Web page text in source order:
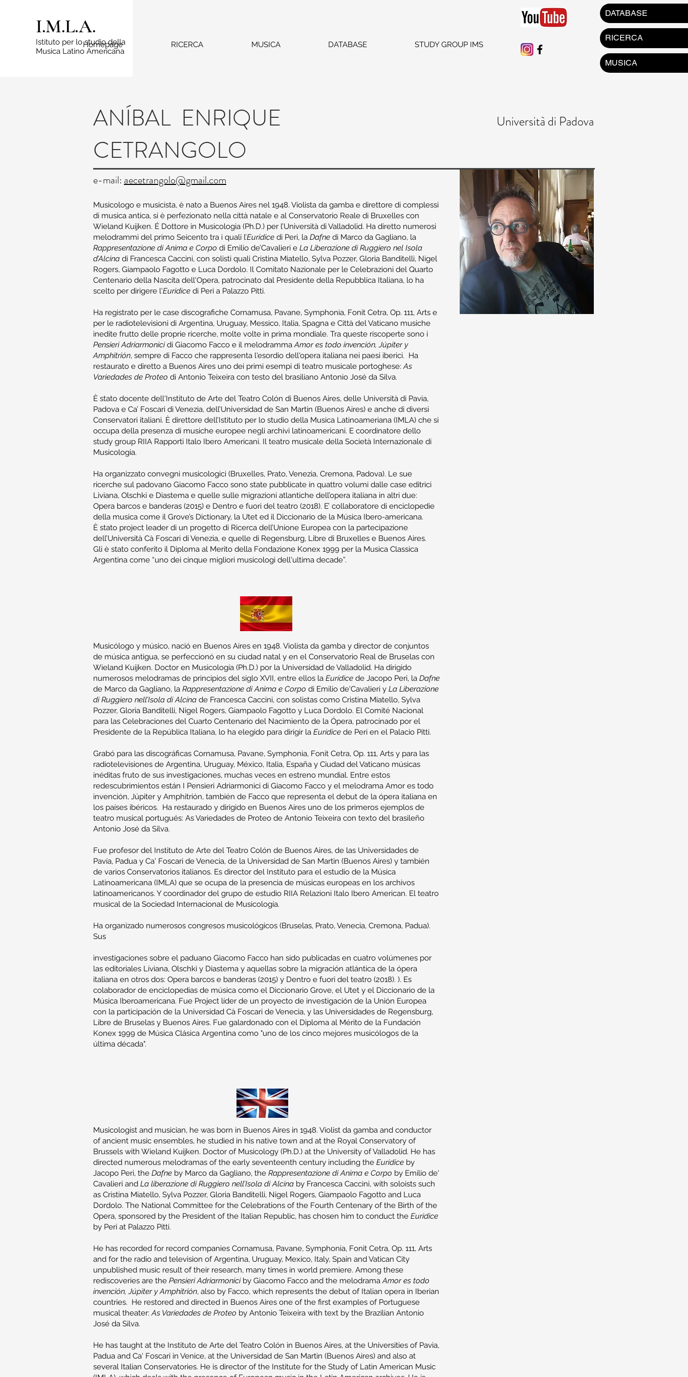
I.M.L.A.
Istituto per lo studio della
Musica Latino Americana
Homepage RICERCA MUSICA DATABASE STUDY GROUP IMS
DATABASE
RICERCA
MUSICA
ANÍBAL ENRIQUE
CETRANGOLO
Università di Padova
e-mail:aecetrangolo@gmail.com
Musicologo e musicista, è nato a Buenos Aires nel 1948. Violista da gamba e direttore di complessi
di musica antica, si è perfezionato nella città natale e al Conservatorio Reale di Bruxelles con
Wieland Kuijken. É Dottore in Musicologia (Ph.D.) per l’Università di Valladolid. Ha diretto numerosi
melodrammi del primo Seicento tra i quali l’Euridice di Peri, la Dafne di Marco da Gagliano, la
Rappresentazione di Anima e Corpo di Emilio de’Cavalieri e La Liberazione di Ruggiero nel Isola
d’Alcina di Francesca Caccini, con solisti quali Cristina Miatello, Sylva Pozzer, Gloria Banditelli, Nigel
Rogers, Giampaolo Fagotto e Luca Dordolo. Il Comitato Nazionale per le Celebrazioni del Quarto
Centenario della Nascita dell'Opera, patrocinato dal Presidente della Repubblica Italiana, lo ha
scelto per dirigere l'Euridice di Peri a Palazzo Pitti.
Ha registrato per le case discografiche Cornamusa, Pavane, Symphonia, Fonit Cetra, Op. 111, Arts e
per le radiotelevisioni di Argentina, Uruguay, Messico, Italia, Spagna e Città del Vaticano musiche
inedite frutto delle proprie ricerche, molte volte in prima mondiale. Tra queste riscoperte sono i
Pensieri Adriarmonicidi Giacomo Facco e il melodrammaAmor es todo invención, Júpiter y
Amphitrión, sempre di Facco che rappresenta l'esordio dell'opera italiana nei paesi iberici. Ha
restaurato e diretto a Buenos Aires uno dei primi esempi di teatro musicale portoghese:As
Variedades de Proteo di Antonio Teixeira con testo del brasiliano Antonio José da Silva.
È stato docente dell'Instituto de Arte del Teatro Colón di Buenos Aires, delle Università di Pavia,
Padova e Ca’ Foscari di Venezia, dell’Universidad de San Martin (Buenos Aires) e anche di diversi
Conservatori italiani. È direttore dell’Istituto per lo studio della Musica Latinoameriana (IMLA) che si
occupa della presenza di musiche europee negli archivi latinoamericani. E coordinatore dello
study group RIIA Rapporti Italo Ibero Americani. Il teatro musicale della Società Internazionale di
Musicologia.
Ha organizzato convegni musicologici (Bruxelles, Prato, Venezia, Cremona, Padova). Le sue
ricerche sul padovano Giacomo Facco sono state pubblicate in quattro volumi dalle case editrici
Liviana, Olschki e Diastema e quelle sulle migrazioni atlantiche dell’opera italiana in altri due:
Opera barcos e banderas (2015) e Dentro e fuori del teatro (2018). E’ collaboratore di enciclopedie
della musica come il Grove’s Dictionary, la Utet ed il Diccionario de la Música Ibero-americana.
È stato project leader di un progetto di Ricerca dell’Unione Europea con la partecipazione
dell’Università Cà Foscari di Venezia, e quelle di Regensburg, Libre di Bruxelles e Buenos Aires.
Gli è stato conferito il Diploma al Merito della Fondazione Konex 1999 per la Musica Classica
Argentina come “uno dei cinque migliori musicologi dell'ultima decade”.
Musicólogo y músico, nació en Buenos Aires en 1948. Violista da gamba y director de conjuntos
de música antigua, se perfeccionó en su ciudad natal y en el Conservatorio Real de Bruselas con
Wieland Kuijken. Doctor en Musicología (Ph.D.) por la Universidad de Valladolid. Ha dirigido
numerosos melodramas de principios del siglo XVII, entre ellos la Eurídice de Jacopo Peri, la Dafne
de Marco da Gagliano, la Rappresentazione di Anima e Corpo di Emilio de'Cavalieri y La Liberazione
di Ruggiero nell’Isola di Alcina de Francesca Caccini, con solistas como Cristina Miatello, Sylva
Pozzer, Gloria Banditelli, Nigel Rogers, Giampaolo Fagotto y Luca Dordolo. El Comité Nacional
para las Celebraciones del Cuarto Centenario del Nacimiento de la Ópera, patrocinado por el
Presidente de la República Italiana, lo ha elegido para dirigir la Eurídice de Peri en el Palacio Pitti.
Grabó para las discográficas Cornamusa, Pavane, Symphonia, Fonit Cetra, Op. 111, Arts y para las
radiotelevisiones de Argentina, Uruguay, México, Italia, España y Ciudad del Vaticano músicas
inéditas fruto de sus investigaciones, muchas veces en estreno mundial. Entre estos
redescubrimientos están I Pensieri Adriarmonici di Giacomo Facco y el melodrama Amor es todo
invención, Júpiter y Amphitrión, también de Facco que representa el debut de la ópera italiana en
los países ibéricos. Ha restaurado y dirigido en Buenos Aires uno de los primeros ejemplos de
teatro musical portugués: As Variedades de Proteo de Antonio Teixeira con texto del brasileño
Antonio José da Silva.
Fue profesor del Instituto de Arte del Teatro Colón de Buenos Aires, de las Universidades de
Pavía, Padua y Ca' Foscari de Venecia, de la Universidad de San Martin (Buenos Aires) y también
de varios Conservatorios italianos. Es director del Instituto para el estudio de la Música
Latinoamericana (IMLA) que se ocupa de la presencia de músicas europeas en los archivos
latinoamericanos. Y coordinador del grupo de estudio RIIA Relazioni Italo Ibero American. El teatro
musical de la Sociedad Internacional de Musicología.
Ha organizado numerosos congresos musicológicos (Bruselas, Prato, Venecia, Cremona, Padua).
Sus
investigaciones sobre el paduano Giacomo Facco han sido publicadas en cuatro volúmenes por
las editoriales Liviana, Olschki y Diastema y aquellas sobre la migración atlántica de la ópera
italiana en otros dos: Opera barcos e banderas (2015) y Dentro e fuori del teatro (2018). ). Es
colaborador de enciclopedias de música como el Diccionario Grove, el Utet y el Diccionario de la
Música Iberoamericana. Fue Project líder de un proyecto de investigación de la Unión Europea
con la participación de la Universidad Cà Foscari de Venecia, y las Universidades de Regensburg,
Libre de Bruselas y Buenos Aires. Fue galardonado con el Diploma al Mérito de la Fundación
Konex 1999 de Música Clásica Argentina como "uno de los cinco mejores musicólogos de la
última década".
Musicologist and musician, he was born in Buenos Aires in 1948. Violist da gamba and conductor
of ancient music ensembles, he studied in his native town and at the Royal Conservatory of
Brussels with Wieland Kuijken. Doctor of Musicology (Ph.D.) at the University of Valladolid. He has
directed numerous melodramas of the early seventeenth century including the Euridice by
Jacopo Peri, the Dafne by Marco da Gagliano, the Rappresentazione di Anima e Corpo by Emilio de'
Cavalieri and La liberazione di Ruggiero nell’Isola di Alcina by Francesca Caccini, with soloists such
as Cristina Miatello, Sylva Pozzer, Gloria Banditelli, Nigel Rogers, Giampaolo Fagotto and Luca
Dordolo. The National Committee for the Celebrations of the Fourth Centenary of the Birth of the
Opera, sponsored by the President of the Italian Republic, has chosen him to conduct the Euridice
by Peri at Palazzo Pitti.
He has recorded for record companies Cornamusa, Pavane, Symphonia, Fonit Cetra, Op. 111, Arts
and for the radio and television of Argentina, Uruguay, Mexico, Italy, Spain and Vatican City
unpublished music result of their research, many times in world premiere. Among these
rediscoveries are the Pensieri Adriarmoniciby Giacomo Facco and the melodramaAmor es todo
invención, Júpiter y Amphitrión, also by Facco, which represents the debut of Italian opera in Iberian
countries. He restored and directed in Buenos Aires one of the first examples of Portuguese
musical theater:As Variedades de Proteo by Antonio Teixeira with text by the Brazilian Antonio
José da Silva.
He has taught at the Instituto de Arte del Teatro Colón in Buenos Aires, at the Universities of Pavia,
Padua and Ca' Foscari in Venice, at the Universidad de San Martin (Buenos Aires) and also at
several Italian Conservatories. He is director of the Institute for the Study of Latin American Music